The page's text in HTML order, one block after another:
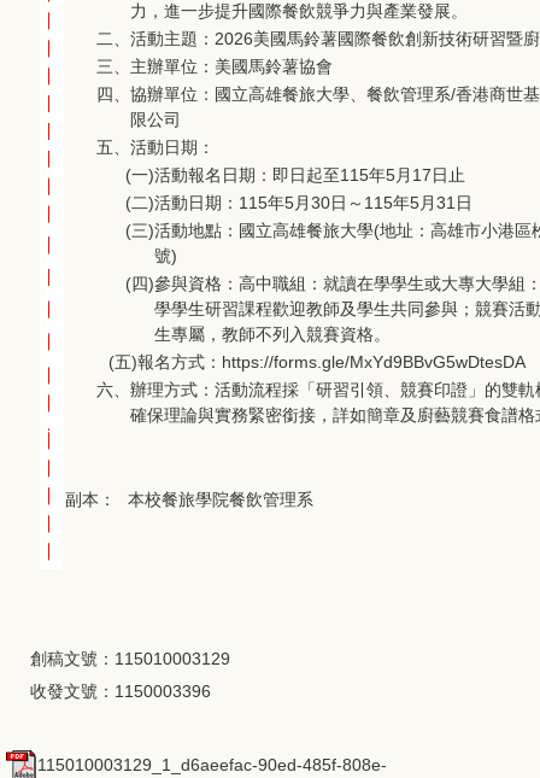
力，進一步提升國際餐飲競爭力與產業發展。
二、 活動主題：2026美國馬鈴薯國際餐飲創新技術研習暨
三、 主辦單位：美國馬鈴薯協會
四、 協辦單位：國立高雄餐旅大學、餐飲管理系/香港商世
限公司
五、 活動日期：
(一)活動報名日期：即日起至115年5月17日止
(二)活動日期：115年5月30日～115年5月31日
(三)活動地點：國立高雄餐旅大學(地址：高雄市小港區
號)
(四)參與資格：高中職組：就讀在學學生或大專大學組
學學生研習課程歡迎教師及學生共同參與；競賽活
生專屬，教師不列入競賽資格。
(五)報名方式：https://forms.gle/MxYd9BBvG5wDtesDA
六、 辦理方式：活動流程採「研習引領、競賽印證」的雙軌
確保理論與實務緊密銜接，詳如簡章及廚藝競賽食譜格
副本： 本校餐旅學院餐飲管理系
創稿文號：115010003129
收發文號：1150003396
115010003129_1_d6aeefac-90ed-485f-808e-